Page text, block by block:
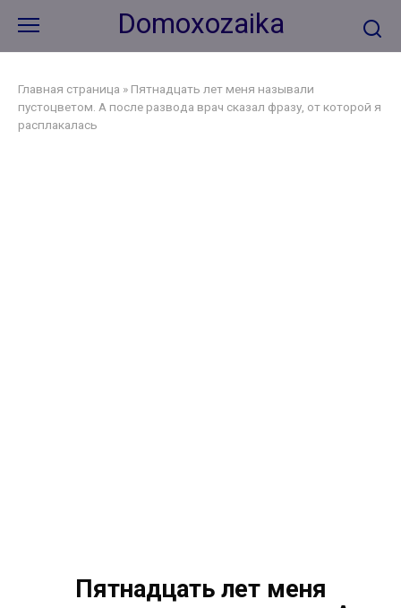
контенту
Domoxozaika
Главная страница » Пятнадцать лет меня называли
пустоцветом. А после развода врач сказал фразу, от которой я
расплакалась
Пятнадцать лет меня